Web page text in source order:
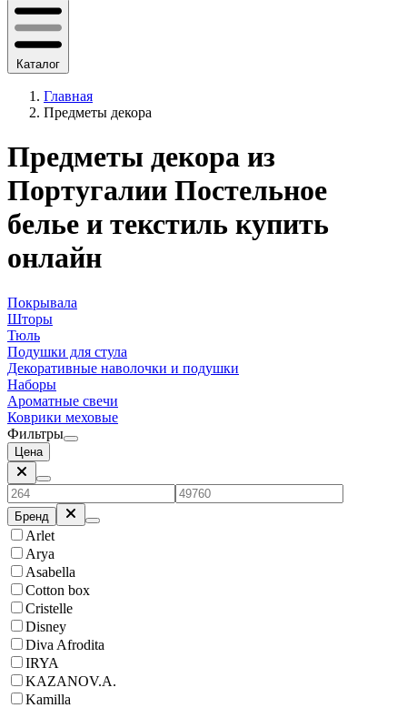
Каталог
Главная
Предметы декора
Предметы декора из
Португалии Постельное
белье и текстиль купить
онлайн
Покрывала
Шторы
Тюль
Подушки для стула
Декоративные наволочки и подушки
Наборы
Ароматные свечи
Коврики меховые
Фильтры
Цена
Бренд
Arlet
Arya
Asabella
Cotton box
Cristelle
Disney
Diva Afrodita
IRYA
KAZANOV.A.
Kamilla